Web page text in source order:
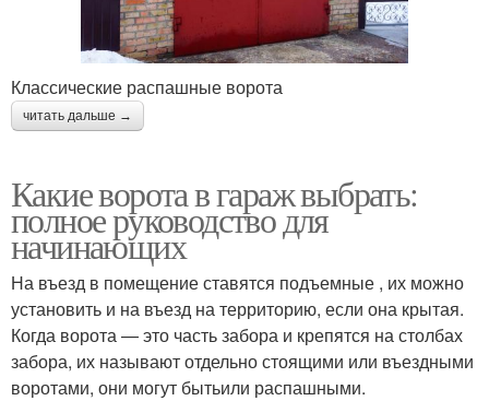
Классические распашные ворота
читать дальше →
Какие ворота в гараж выбрать:
полное руководство для
начинающих
На въезд в помещение ставятся подъемные , их можно
установить и на въезд на территорию, если она крытая.
Когда ворота — это часть забора и крепятся на столбах
забора, их называют отдельно стоящими или въездными
воротами, они могут бытьили распашными.